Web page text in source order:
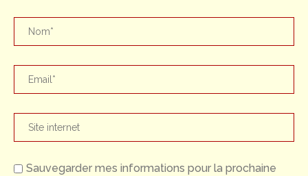
Sauvegarder mes informations pour la prochaine